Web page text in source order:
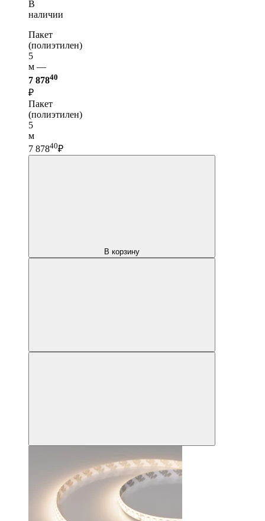
В
наличии
Пакет
(полиэтилен)
5
м —
7 87840
₽
Пакет
(полиэтилен)
5
м
7 87840₽
В корзину